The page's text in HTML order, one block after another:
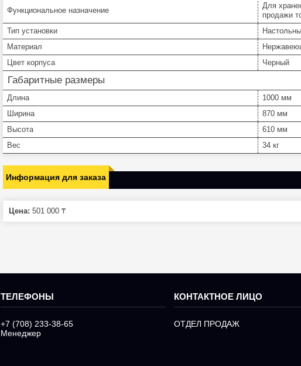
Функциональное назначение
Для
продажи
Тип установки
Материал
Цвет корпуса
Черный
Габаритные размеры
Длина
1000 мм
Ширина
870 мм
Высота
610 мм
Вес
34 кг
Информация для заказа
Цена: 501 000 ₸
+7 (708) 233-38-65
Менеджер
ОТДЕЛ ПРОДАЖ